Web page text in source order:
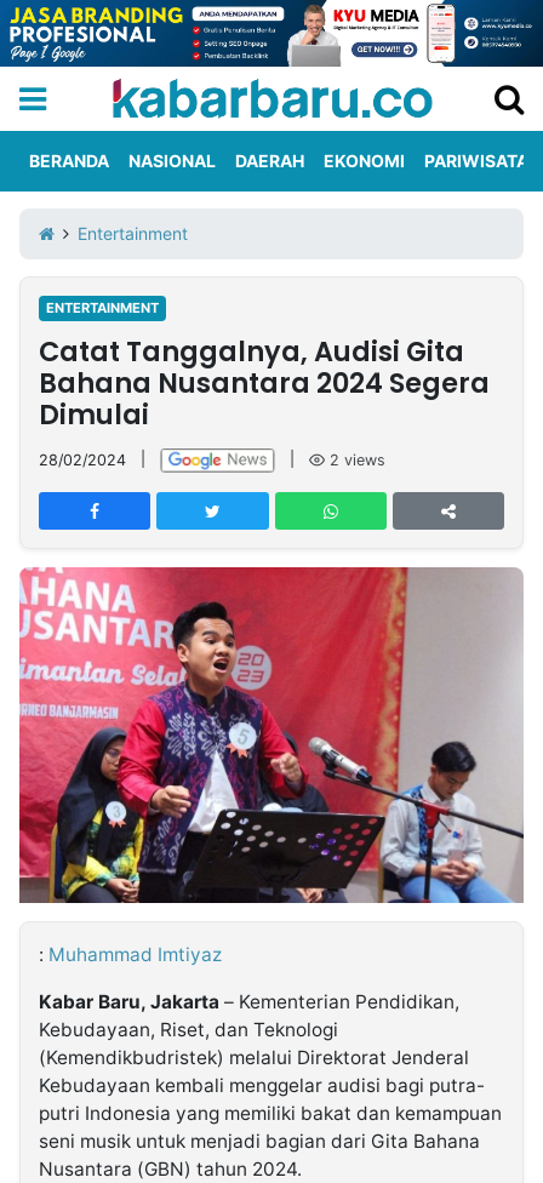
Iklan
Berita
Kami
Nasional
International
Olahraga
Entertainment
Daerah
Pariwisata
Kuliner
Kolom
Network
PT
TREETAN
INDONESIA
Partner
Insight
NTB
Suara
Time
Lens
IDN
Daily
Jogja
Jalan
Rakyat
Idealita
News
Kita
Notice
Dinamikapost.com
Radar
Baru
Seedbacklink
Follow
Kabarbaru
Kabarbaru.co
BERANDA NASIONAL DAERAH EKONOMI PARIWISATA
Entertainment
ENTERTAINMENT
Catat Tanggalnya, Audisi Gita
Bahana Nusantara 2024 Segera
Dimulai
28/02/2024 2 views
: Muhammad Imtiyaz
Kabar Baru, Jakarta – Kementerian Pendidikan,
Kebudayaan, Riset, dan Teknologi
(Kemendikbudristek) melalui Direktorat Jenderal
Kebudayaan kembali menggelar audisi bagi putra-
putri Indonesia yang memiliki bakat dan kemampuan
seni musik untuk menjadi bagian dari Gita Bahana
Nusantara (GBN) tahun 2024.